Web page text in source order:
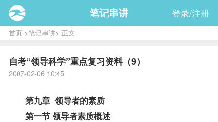
笔记串讲 登录/注册
首页>笔记串讲> 正文
自考“领导科学”重点复习资料（9）
2007-02-06 10:45
第九章 领导者的素质
第一节 领导者素质概述